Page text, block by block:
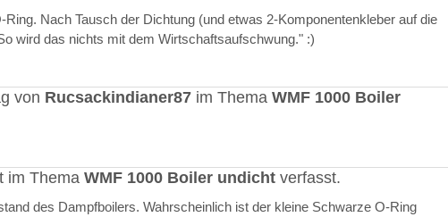
Nach Tausch der Dichtung (und etwas 2-Komponentenkleber auf die
wird das nichts mit dem Wirtschaftsaufschwung." :)
von Rucsackindianer87 im ThemaWMF 1000 Boiler
im ThemaWMF 1000 Boiler undicht verfasst.
des Dampfboilers. Wahrscheinlich ist der kleine Schwarze O-Ring